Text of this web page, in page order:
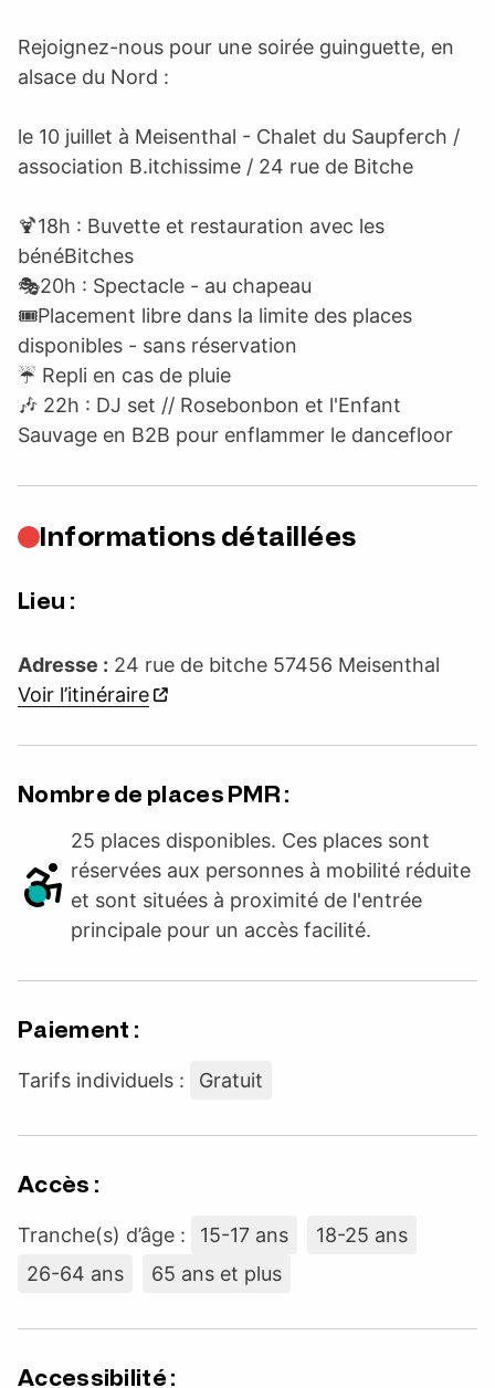
Rejoignez-nous pour une soirée guinguette, en
alsace du Nord :
le 10 juillet à Meisenthal - Chalet du Saupferch /
association B.itchissime / 24 rue de Bitche
🍹18h : Buvette et restauration avec les
bénéBitches
🎭️20h : Spectacle - au chapeau
🎟️Placement libre dans la limite des places
disponibles - sans réservation
☔ Repli en cas de pluie
🎶 22h : DJ set // Rosebonbon et l'Enfant
Sauvage en B2B pour enflammer le dancefloor
Informations détaillées
Lieu :
Adresse : 24 rue de bitche 57456 Meisenthal
Voir l’itinéraire
Nombre de places PMR :
25 places disponibles. Ces places sont
réservées aux personnes à mobilité réduite
et sont situées à proximité de l'entrée
principale pour un accès facilité.
Paiement :
Tarifs individuels : Gratuit
Accès :
Tranche(s) d’âge : 15-17 ans
18-25 ans
26-64 ans
65 ans et plus
Accessibilité :